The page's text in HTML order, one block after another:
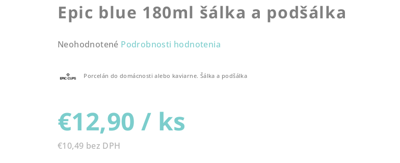
Epic blue 180ml šálka a podšálka
Priemerné
je
5
hviezdičiek.
Neohodnotené Podrobnosti hodnotenia
Porcelán do domácnosti alebo kaviarne. Šálka a podšálka
€12,90 / ks
€10,49 bez DPH